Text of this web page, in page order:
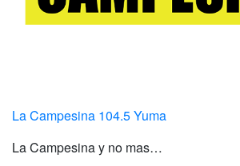
La Campesina 104.5 Yuma
La Campesina y no mas…